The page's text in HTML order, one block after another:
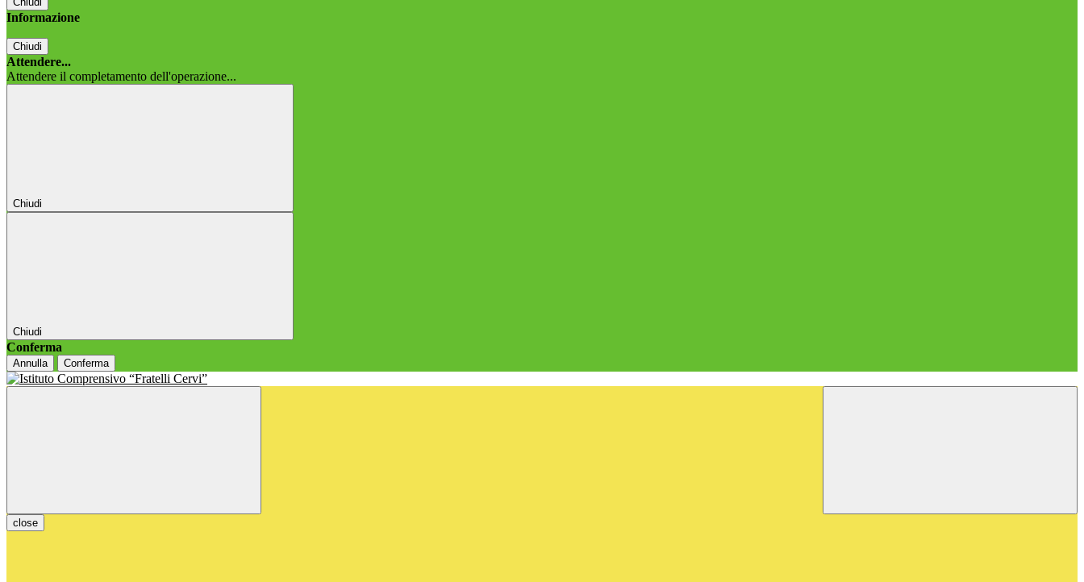
Informazione
Chiudi
Attendere...
Attendere il completamento dell'operazione...
Chiudi
Chiudi
Conferma
Annulla Conferma
close